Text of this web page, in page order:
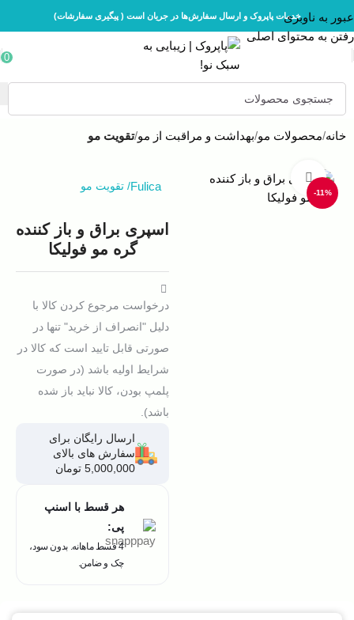
عبور به ناوبری
رفتن به محتوای اصلی
خدمات پاپروک و ارسال سفارش‌ها در جریان است ( پیگیری سفارشات)
0
خانه محصولات مو بهداشت و مراقبت از مو تقویت مو
-11%
بزرگنمایی تصویر
Fulica
/ تقویت مو
اسپری براق‌ و باز کننده
گره مو فولیکا
درخواست مرجوع کردن کالا با
دلیل "انصراف از خرید" تنها در
صورتی قابل تایید است که کالا در
شرایط اولیه باشد (در صورت
پلمپ بودن، کالا نباید باز شده
باشد).
ارسال رایگان برای
سفارش های بالای
5,000,000 تومان
هر قسط با اسنپ
پی:
4 قسط ماهانه. بدون سود،
چک و ضامن.